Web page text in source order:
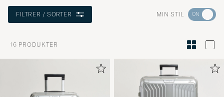
FILTRER / SORTER MIN STIL
Gå
Stilråd
for
aktivere
Min
16 PRODUKTER